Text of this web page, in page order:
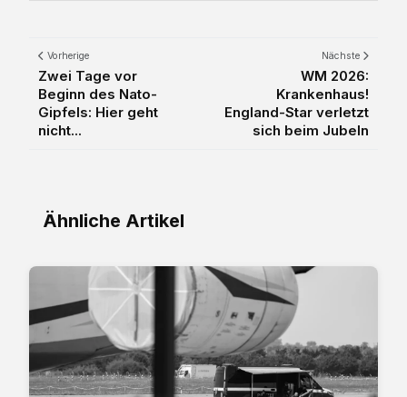
Vorherige
Zwei Tage vor
Beginn des Nato-
Gipfels: Hier geht
nicht...
Nächste
WM 2026:
Krankenhaus!
England-Star verletzt
sich beim Jubeln
Ähnliche Artikel